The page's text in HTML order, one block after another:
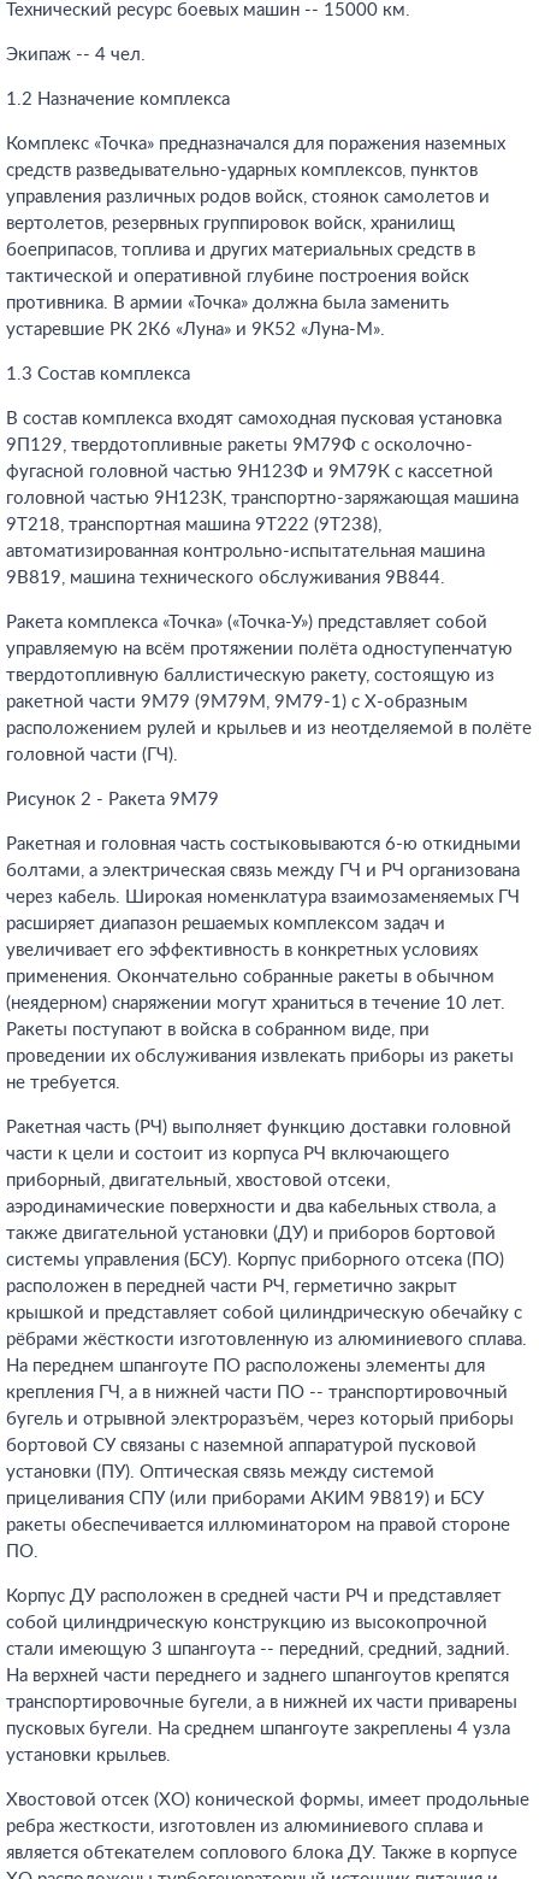
Технический ресурс боевых машин -- 15000 км.
Экипаж -- 4 чел.
1.2 Назначение комплекса
Комплекс «Точка» предназначался для поражения наземных
средств разведывательно-ударных комплексов, пунктов
управления различных родов войск, стоянок самолетов и
вертолетов, резервных группировок войск, хранилищ
боеприпасов, топлива и других материальных средств в
тактической и оперативной глубине построения войск
противника. В армии «Точка» должна была заменить
устаревшие РК 2К6 «Луна» и 9К52 «Луна-М».
1.3 Состав комплекса
В состав комплекса входят самоходная пусковая установка
9П129, твердотопливные ракеты 9М79Ф с осколочно-
фугасной головной частью 9Н123Ф и 9М79К с кассетной
головной частью 9Н123К, транспортно-заряжающая машина
9Т218, транспортная машина 9Т222 (9Т238),
автоматизированная контрольно-испытательная машина
9В819, машина технического обслуживания 9В844.
Ракета комплекса «Точка» («Точка-У») представляет собой
управляемую на всём протяжении полёта одноступенчатую
твердотопливную баллистическую ракету, состоящую из
ракетной части 9М79 (9М79М, 9М79-1) с Х-образным
расположением рулей и крыльев и из неотделяемой в полёте
головной части (ГЧ).
Рисунок 2 - Ракета 9М79
Ракетная и головная часть состыковываются 6-ю откидными
болтами, а электрическая связь между ГЧ и РЧ организована
через кабель. Широкая номенклатура взаимозаменяемых ГЧ
расширяет диапазон решаемых комплексом задач и
увеличивает его эффективность в конкретных условиях
применения. Окончательно собранные ракеты в обычном
(неядерном) снаряжении могут храниться в течение 10 лет.
Ракеты поступают в войска в собранном виде, при
проведении их обслуживания извлекать приборы из ракеты
не требуется.
Ракетная часть (РЧ) выполняет функцию доставки головной
части к цели и состоит из корпуса РЧ включающего
приборный, двигательный, хвостовой отсеки,
аэродинамические поверхности и два кабельных ствола, а
также двигательной установки (ДУ) и приборов бортовой
системы управления (БСУ). Корпус приборного отсека (ПО)
расположен в передней части РЧ, герметично закрыт
крышкой и представляет собой цилиндрическую обечайку с
рёбрами жёсткости изготовленную из алюминиевого сплава.
На переднем шпангоуте ПО расположены элементы для
крепления ГЧ, а в нижней части ПО -- транспортировочный
бугель и отрывной электроразъём, через который приборы
бортовой СУ связаны с наземной аппаратурой пусковой
установки (ПУ). Оптическая связь между системой
прицеливания СПУ (или приборами АКИМ 9В819) и БСУ
ракеты обеспечивается иллюминатором на правой стороне
ПО.
Корпус ДУ расположен в средней части РЧ и представляет
собой цилиндрическую конструкцию из высокопрочной
стали имеющую 3 шпангоута -- передний, средний, задний.
На верхней части переднего и заднего шпангоутов крепятся
транспортировочные бугели, а в нижней их части приварены
пусковых бугели. На среднем шпангоуте закреплены 4 узла
установки крыльев.
Хвостовой отсек (ХО) конической формы, имеет продольные
ребра жесткости, изготовлен из алюминиевого сплава и
является обтекателем соплового блока ДУ. Также в корпусе